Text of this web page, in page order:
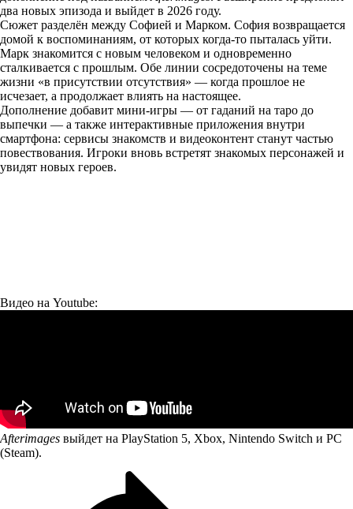
два новых эпизода и выйдет в 2026 году.
Сюжет разделён между Софией и Марком. София возвращается
домой к воспоминаниям, от которых когда-то пыталась уйти.
Марк знакомится с новым человеком и одновременно
сталкивается с прошлым. Обе линии сосредоточены на теме
жизни «в присутствии отсутствия» — когда прошлое не
исчезает, а продолжает влиять на настоящее.
Дополнение добавит мини-игры — от гаданий на таро до
выпечки — а также интерактивные приложения внутри
смартфона: сервисы знакомств и видеоконтент станут частью
повествования. Игроки вновь встретят знакомых персонажей и
увидят новых героев.
Видео на Youtube:
Afterimages выйдет на PlayStation 5, Xbox, Nintendo Switch и PC
(Steam).